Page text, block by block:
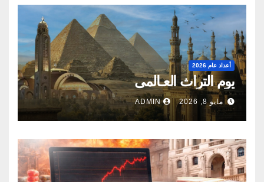
أعداد عام 2026
يوم التراث العـالمى
مايو 8, 2026 ADMIN